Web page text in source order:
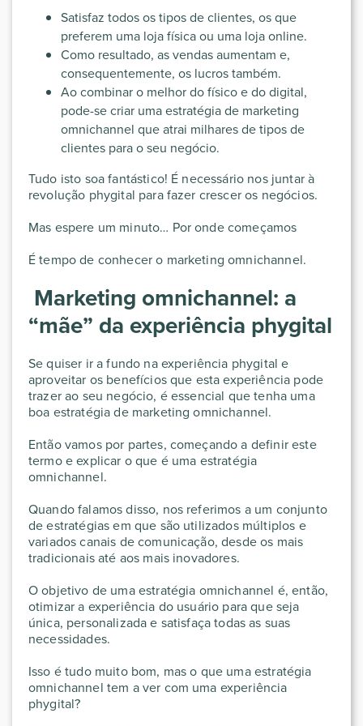
Satisfaz todos os tipos de clientes, os que
preferem uma loja física ou uma loja online.
Como resultado, as vendas aumentam e,
consequentemente, os lucros também.
Ao combinar o melhor do físico e do digital,
pode-se criar uma estratégia de marketing
omnichannel que atrai milhares de tipos de
clientes para o seu negócio.
Tudo isto soa fantástico! É necessário nos juntar à
revolução phygital para fazer crescer os negócios.
Mas espere um minuto… Por onde começamos
É tempo de conhecer o marketing omnichannel.
Marketing omnichannel: a
“mãe” da experiência phygital
Se quiser ir a fundo na experiência phygital e
aproveitar os benefícios que esta experiência pode
trazer ao seu negócio, é essencial que tenha uma
boa estratégia de marketing omnichannel.
Então vamos por partes, começando a definir este
termo e explicar o que é uma estratégia
omnichannel.
Quando falamos disso, nos referimos a um conjunto
de estratégias em que são utilizados múltiplos e
variados canais de comunicação, desde os mais
tradicionais até aos mais inovadores.
O objetivo de uma estratégia omnichannel é, então,
otimizar a experiência do usuário para que seja
única, personalizada e satisfaça todas as suas
necessidades.
Isso é tudo muito bom, mas o que uma estratégia
omnichannel tem a ver com uma experiência
phygital?